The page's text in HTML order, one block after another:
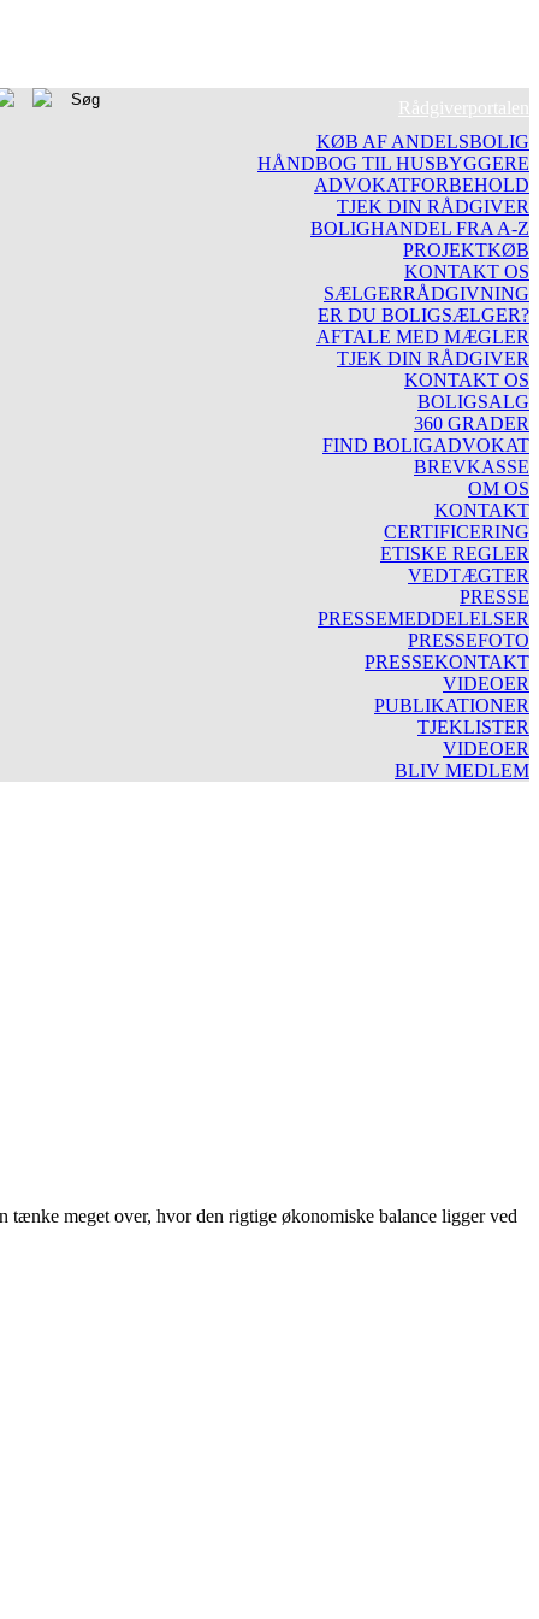
Rådgiverportalen
KØB AF ANDELSBOLIG
HÅNDBOG TIL HUSBYGGERE
ADVOKATFORBEHOLD
TJEK DIN RÅDGIVER
BOLIGHANDEL FRA A-Z
PROJEKTKØB
KONTAKT OS
SÆLGERRÅDGIVNING
ER DU BOLIGSÆLGER?
AFTALE MED MÆGLER
TJEK DIN RÅDGIVER
KONTAKT OS
BOLIGSALG
360 GRADER
FIND BOLIGADVOKAT
BREVKASSE
OM OS
KONTAKT
CERTIFICERING
ETISKE REGLER
VEDTÆGTER
PRESSE
PRESSEMEDDELELSER
PRESSEFOTO
PRESSEKONTAKT
VIDEOER
PUBLIKATIONER
TJEKLISTER
VIDEOER
BLIV MEDLEM
meget over, hvor den rigtige økonomiske balance ligger ved